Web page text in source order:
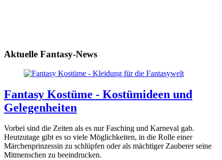
Aktuelle Fantasy-News
Fantasy Kostüme - Kostümideen und
Gelegenheiten
Vorbei sind die Zeiten als es nur Fasching und Karneval gab.
Heutzutage gibt es so viele Möglichkeiten, in die Rolle einer
Märchenprinzessin zu schlüpfen oder als mächtiger Zauberer seine
Mitmenschen zu beeindrucken.